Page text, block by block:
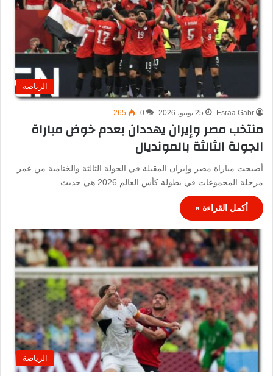
الرياضة
Esraa Gabr 25 يونيو، 2026 0
265
منتخب مصر وإيران يهددان بعدم خوض مباراة
الجولة الثالثة بالمونديال
أصبحت مباراة مصر وإيران المقبلة في الجولة الثالثة والختامية من عمر
مرحلة المجموعات في بطولة كأس العالم 2026 هي حديث…
أكمل القراءة »
الرياضة